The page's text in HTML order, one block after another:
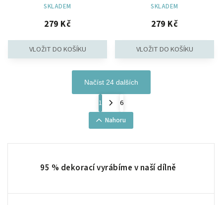
SKLADEM
279 Kč
SKLADEM
279 Kč
Načíst 24 dalších
1
6
Nahoru
95 % dekorací vyrábíme v naší dílně